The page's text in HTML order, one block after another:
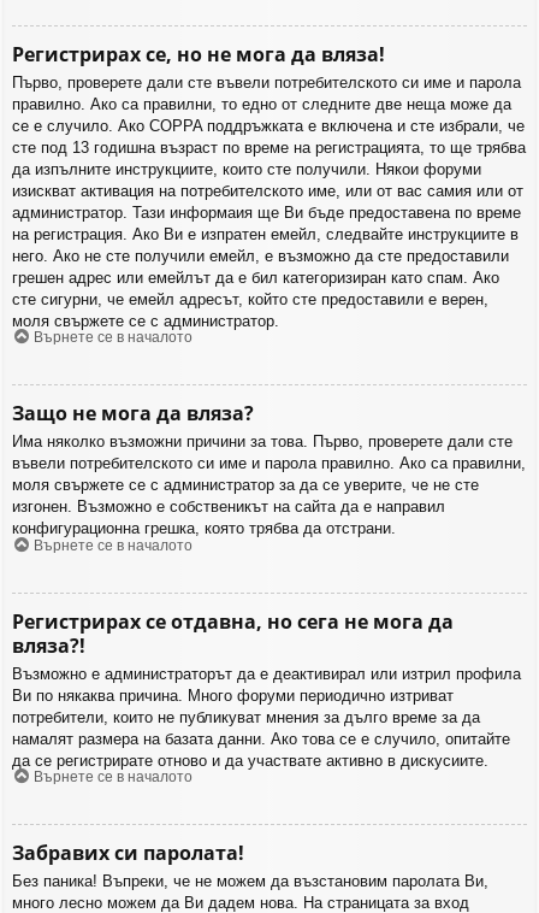
Регистрирах се, но не мога да вляза!
Първо, проверете дали сте въвели потребителското си име и парола
правилно. Ако са правилни, то едно от следните две неща може да
се е случило. Ако COPPA поддръжката е включена и сте избрали, че
сте под 13 годишна възраст по време на регистрацията, то ще трябва
да изпълните инструкциите, които сте получили. Някои форуми
изискват активация на потребителското име, или от вас самия или от
администратор. Тази информаия ще Ви бъде предоставена по време
на регистрация. Ако Ви е изпратен емейл, следвайте инструкциите в
него. Ако не сте получили емейл, е възможно да сте предоставили
грешен адрес или емейлът да е бил категоризиран като спам. Ако
сте сигурни, че емейл адресът, който сте предоставили е верен,
моля свържете се с администратор.
Върнете се в началото
Защо не мога да вляза?
Има няколко възможни причини за това. Първо, проверете дали сте
въвели потребителското си име и парола правилно. Ако са правилни,
моля свържете се с администратор за да се уверите, че не сте
изгонен. Възможно е собственикът на сайта да е направил
конфигурационна грешка, която трябва да отстрани.
Върнете се в началото
Регистрирах се отдавна, но сега не мога да
вляза?!
Възможно е администраторът да е деактивирал или изтрил профила
Ви по някаква причина. Много форуми периодично изтриват
потребители, които не публикуват мнения за дълго време за да
намалят размера на базата данни. Ако това се е случило, опитайте
да се регистрирате отново и да участвате активно в дискусиите.
Върнете се в началото
Забравих си паролата!
Без паника! Въпреки, че не можем да възстановим паролата Ви,
много лесно можем да Ви дадем нова. На страницата за вход